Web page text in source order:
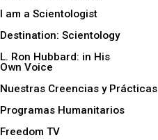
I am a Scientologist
Destination: Scientology
L. Ron Hubbard: in His
Own Voice
Nuestras Creencias y Prácticas
Programas Humanitarios
Freedom TV